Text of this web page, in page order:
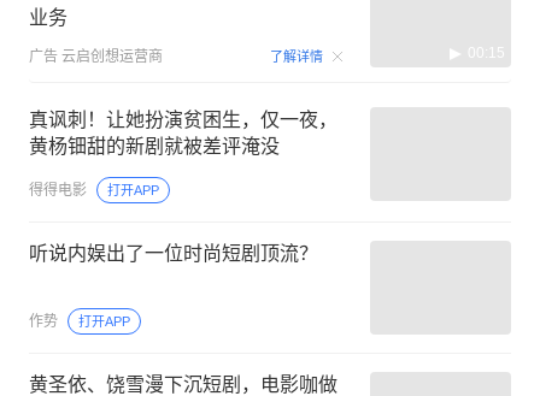
业务
广告 云启创想运营商 了解详情 00:15
真讽刺！让她扮演贫困生，仅一夜，
黄杨钿甜的新剧就被差评淹没
得得电影 打开APP
听说内娱出了一位时尚短剧顶流？
作势 打开APP
黄圣依、饶雪漫下沉短剧，电影咖做